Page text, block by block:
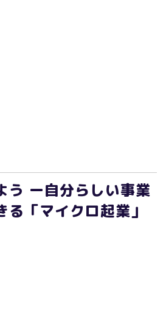
う ー自分らしい事業
る「マイクロ起業」